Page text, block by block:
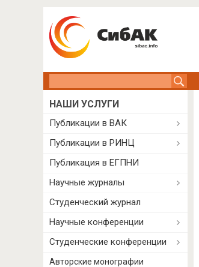
НАШИ УСЛУГИ
Публикации в ВАК
Публикации в РИНЦ
Публикация в ЕГПНИ
Научные журналы
Студенческий журнал
Научные конференции
Студенческие конференции
Авторские монографии